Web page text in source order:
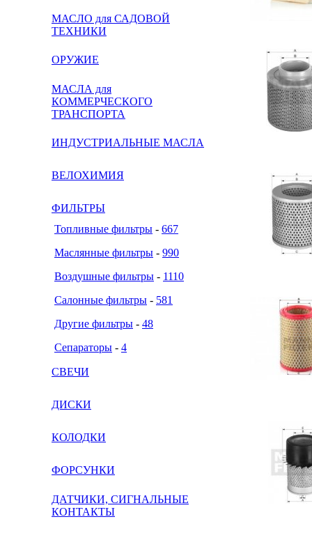
МАСЛО для САДОВОЙ
ТЕХНИКИ
ОРУЖИЕ
МАСЛА для
КОММЕРЧЕСКОГО
ТРАНСПОРТА
ИНДУСТРИАЛЬНЫЕ МАСЛА
ВЕЛОХИМИЯ
ФИЛЬТРЫ
Топливные фильтры - 667
Маслянные фильтры - 990
Воздушные фильтры - 1110
Салонные фильтры - 581
Другие фильтры - 48
Сепараторы - 4
СВЕЧИ
ДИСКИ
КОЛОДКИ
ФОРСУНКИ
ДАТЧИКИ, СИГНАЛЬНЫЕ
КОНТАКТЫ